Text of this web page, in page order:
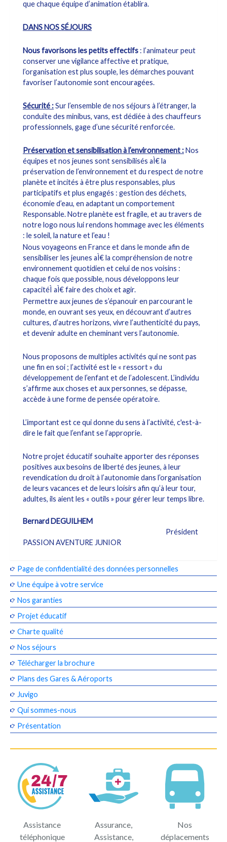
que chaque équipe d’animation établira.
DANS NOS SÉJOURS
Nous favorisons les petits effectifs : l’animateur peut
conserver une vigilance affective et pratique,
l’organisation est plus souple, les démarches pouvant
favoriser l’autonomie sont encouragées.
Sécurité :Sur l’ensemble de nos séjours à l’étranger, la
conduite des minibus, vans, est dédiée à des chauffeurs
professionnels, gage d’une sécurité renforcée.
Préservation et sensibilisation à l’environnement :Nos
équipes et nos jeunes sont sensibilisés aÌ€ la
préservation de l’environnement et du respect de notre
planète et incités à être plus responsables, plus
participatifs et plus engagés : gestion des déchets,
économie d’eau, en adaptant un comportement
Responsable. Notre planète est fragile, et au travers de
notre logo nous lui rendons hommage avec les éléments
: le soleil, la nature et l’eau !
Nous voyageons en France et dans le monde afin de
sensibiliser les jeunes aÌ€ la compréhension de notre
environnement quotidien et celui de nos voisins :
chaque fois que possible, nous développons leur
capacitéÌ aÌ€ faire des choix et agir.
Permettre aux jeunes de s’épanouir en parcourant le
monde, en ouvrant ses yeux, en découvrant d’autres
cultures, d’autres horizons, vivre l’authenticité du pays,
et devenir adulte en cheminant vers l’autonomie.
Nous proposons de multiples activités qui ne sont pas
une fin en soi ; l’activité est le « ressort » du
développement de l’enfant et de l’adolescent. L’individu
s’affirme aux choses et aux personnes, se dépasse,
accède à une forme de pensée opératoire.
L’important est ce qui donne du sens à l’activité, c'est-à-
dire le fait que l’enfant se l’approprie.
Notre projet éducatif souhaite apporter des réponses
positives aux besoins de liberté des jeunes, à leur
revendication du droit à l’autonomie dans l’organisation
de leurs vacances et de leurs loisirs afin qu’à leur tour,
adultes, ils aient les « outils » pour gérer leur temps libre.
Bernard DEGUILHEM
Président
PASSION AVENTURE JUNIOR
Page de confidentialité des données personnelles
Une équipe à votre service
Nos garanties
Projet éducatif
Charte qualité
Nos séjours
Télécharger la brochure
Plans des Gares & Aéroports
Juvigo
Qui sommes-nous
Présentation
Assistance
téléphonique
Assurance,
Assistance,
Nos
déplacements